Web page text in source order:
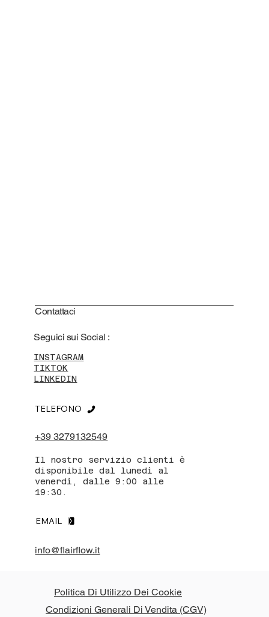
Contattaci
INSTAGRAM
TIKTOK
LINKEDIN
Seguici sui Social :
+39 3279132549
TELEFONO
Il nostro servizio clienti è
disponibile dal lunedì al
venerdì, dalle 9:00 alle
19:30.
EMAIL
info@flairflow.it
Politica Di Utilizzo Dei Cookie
Condizioni Generali Di Vendita (CGV)